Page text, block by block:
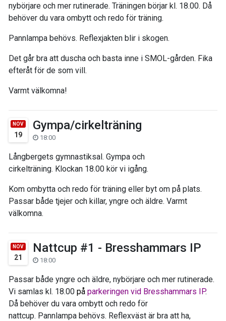
nybörjare och mer rutinerade. Träningen börjar kl. 18.00. Då
behöver du vara ombytt och redo för träning.
Pannlampa behövs. Reflexjakten blir i skogen.
Det går bra att duscha och basta inne i SMOL-gården. Fika
efteråt för de som vill.
Varmt välkomna!
NOV
19
Gympa/cirkelträning
18:00
Långbergets gymnastiksal. Gympa och
cirkelträning. Klockan 18.00 kör vi igång.
Kom ombytta och redo för träning eller byt om på plats.
Passar både tjejer och killar, yngre och äldre. Varmt
välkomna.
NOV
21
Nattcup #1 - Bresshammars IP
18:00
Passar både yngre och äldre, nybörjare och mer rutinerade.
Vi samlas kl. 18.00 på parkeringen vid Bresshammars IP.
Då behöver du vara ombytt och redo för
nattcup. Pannlampa behövs. Reflexväst är bra att ha,